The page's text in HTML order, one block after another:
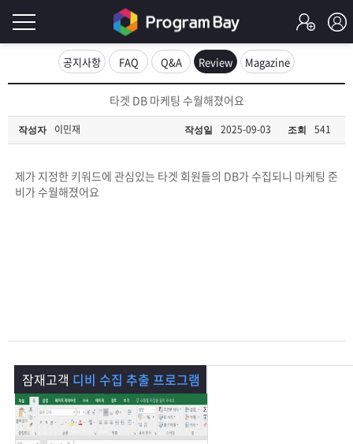
그
인
필
로
인
Q&A
베
램
프
춤
고
공지사항 FAQ Q&A Review Magazine
타겟 DB 마케팅 수월해졌어요
작성자 이민재 작성일 2025-09-03 조회 541
제가 지정한 키워드에 관심있는 타겟 회원들의 DB가 수집되니 마케팅 준
비가 수월해졌어요
잠재고객 디비 수집 추출 프로그램